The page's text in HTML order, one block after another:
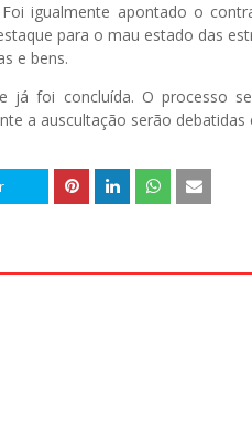
igualmente apontado o
para o mau estado das
e bens.
já foi concluída. O processo
a auscultação serão